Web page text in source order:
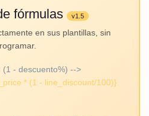
fórmulas v1.5
en sus plantillas, sin
- descuento%) -->
* (1 - line_discount/100)}